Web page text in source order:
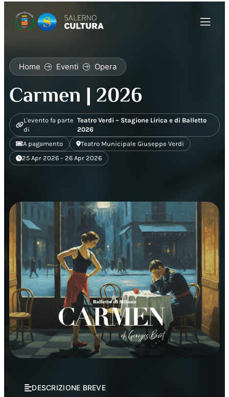
Home Eventi Opera
Carmen | 2026
L'evento fa parte
di
Teatro Verdi – Stagione Lirica e di Balletto
2026
A pagamento
Teatro Municipale Giuseppe Verdi
25 Apr 2026 – 26 Apr 2026
DESCRIZIONE BREVE